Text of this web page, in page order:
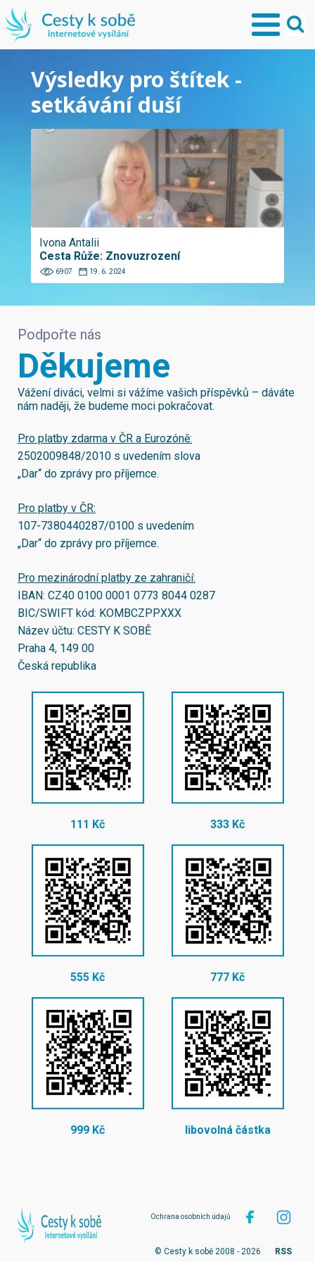
Výsledky pro štítek -
setkávání duší
Ivona Antalii
Cesta Růže: Znovuzrození
6907 19. 6. 2024
Podpořte nás
Děkujeme
Vážení diváci, velmi si vážíme vašich příspěvků – dáváte
nám naději, že budeme moci pokračovat.
Pro platby zdarma v ČR a Eurozóně:
2502009848/2010 s uvedením slova
„Dar“ do zprávy pro příjemce.
Pro platby v ČR:
107-7380440287/0100 s uvedením
„Dar“ do zprávy pro příjemce.
Pro mezinárodní platby ze zahraničí:
IBAN: CZ40 0100 0001 0773 8044 0287
BIC/SWIFT kód: KOMBCZPPXXX
Název účtu: CESTY K SOBĚ
Praha 4, 149 00
Česká republika
111 Kč 333 Kč
555 Kč 777 Kč
999 Kč libovolná částka
Ochrana osobních údajů
© Cesty k sobě 2008 - 2026 RSS